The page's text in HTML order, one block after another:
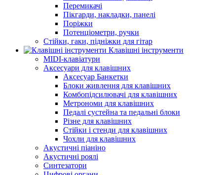
Перемикачі
Пікгарди, накладки, панелі
Поріжки
Потенціометри, ручки
Стійки, гаки, підніжки для гітар
Клавішні інструменти
MIDI-клавіатури
Аксесуари для клавішних
Аксесуар Банкетки
Блоки живлення для клавішних
Комбопідсилювачі для клавішних
Метрономи для клавішних
Педалі сустейна та педальні блоки
Різне для клавішних
Стійки і стенди для клавішних
Чохли для клавішних
Акустичні піаніно
Акустичні роялі
Синтезатори